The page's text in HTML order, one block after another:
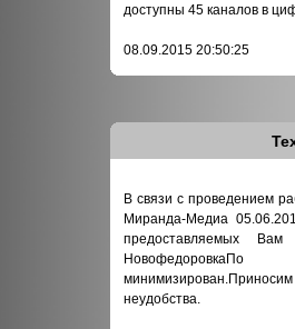
доступны 45 каналов в
08.09.2015 20:50:25
В связи с проведением
Миранда-Медиа
предоставляемых
неудобства.